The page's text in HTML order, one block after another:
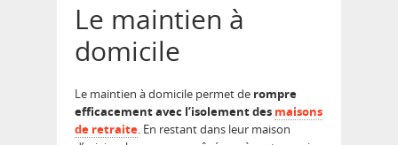
Le maintien à
domicile
Le maintien à domicile permet de rompre
efficacement avec l’isolement des maisons
de retraite. En restant dans leur maison